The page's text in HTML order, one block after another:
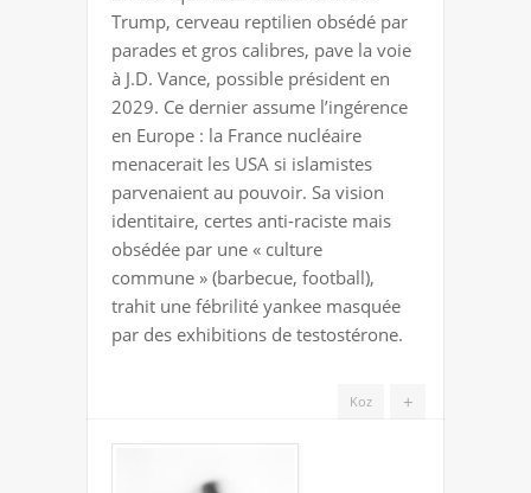
Trump, cerveau reptilien obsédé par
parades et gros calibres, pave la voie
à J.D. Vance, possible président en
2029. Ce dernier assume l’ingérence
en Europe : la France nucléaire
menacerait les USA si islamistes
parvenaient au pouvoir. Sa vision
identitaire, certes anti-raciste mais
obsédée par une « culture
commune » (barbecue, football),
trahit une fébrilité yankee masquée
par des exhibitions de testostérone.
+
Koz